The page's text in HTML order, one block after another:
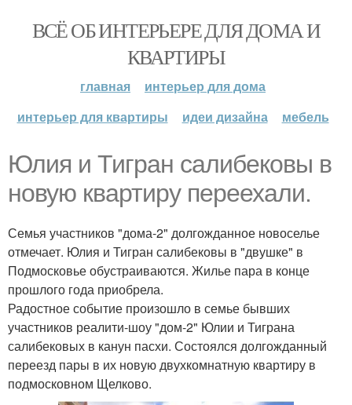
ВСЁ ОБ ИНТЕРЬЕРЕ ДЛЯ ДОМА И
КВАРТИРЫ
главная
интерьер для дома
интерьер для квартиры
идеи дизайна мебель
Юлия и Тигран салибековы в
новую квартиру переехали.
Семья участников "дома-2" долгожданное новоселье
отмечает. Юлия и Тигран салибековы в "двушке" в
Подмосковье обустраиваются. Жилье пара в конце
прошлого года приобрела.
Радостное событие произошло в семье бывших
участников реалити-шоу "дом-2" Юлии и Тиграна
салибековых в канун пасхи. Состоялся долгожданный
переезд пары в их новую двухкомнатную квартиру в
подмосковном Щелково.